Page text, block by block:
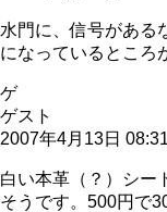
水門に、信号がある
になっているところ
ゲ
ゲスト
2007年4月13日 08:31
白い本革（？）シー
そうです。500円で